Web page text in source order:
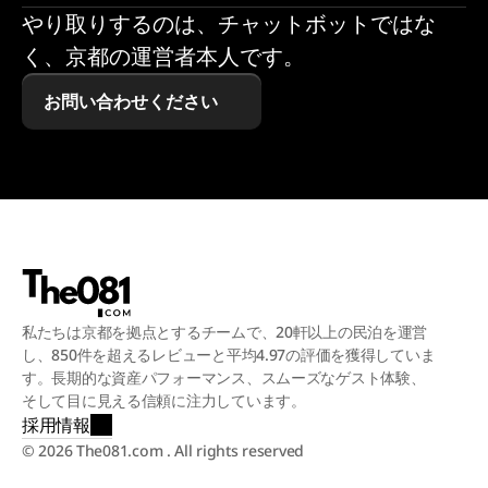
やり取りするのは、チャットボットではな
く、京都の運営者本人です。
お問い合わせください
私たちは京都を拠点とするチームで、20軒以上の民泊を運営
し、850件を超えるレビューと平均4.97の評価を獲得していま
す。長期的な資産パフォーマンス、スムーズなゲスト体験、
そして目に見える信頼に注力しています。
採用情報
© 2026 The081.com . All rights reserved